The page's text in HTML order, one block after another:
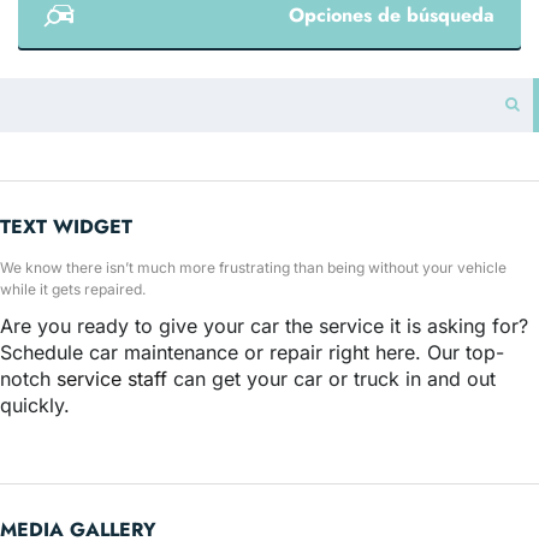
Opciones de búsqueda
TEXT WIDGET
We know there isn’t much more frustrating than being without your vehicle
while it gets repaired.
Are you ready to give your car the service it is asking for?
Schedule car maintenance or repair right here. Our top-
notch service staff can get your car or truck in and out
quickly.
MEDIA GALLERY